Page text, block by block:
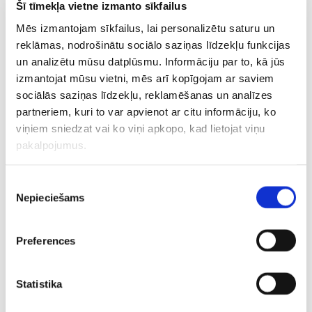
Šī tīmekļa vietne izmanto sīkfailus
Mēs izmantojam sīkfailus, lai personalizētu saturu un
reklāmas, nodrošinātu sociālo saziņas līdzekļu funkcijas
un analizētu mūsu datplūsmu. Informāciju par to, kā jūs
izmantojat mūsu vietni, mēs arī kopīgojam ar saviem
sociālās saziņas līdzekļu, reklamēšanas un analīzes
partneriem, kuri to var apvienot ar citu informāciju, ko
viņiem sniedzat vai ko viņi apkopo, kad lietojat viņu
pakalpojumus.
izvēle
Nepieciešams
Preferences
Statistika
liecina par nepilnvērtīgu atpūtu un atjaunošanos.
Vai tavā pieredzē ir bijuši gadījumi, kad tieši datu
analīze palīdzēja izvairīties no pārslodzes vai uzlabot
sniegumu?
Jā! Piemēram, ja vairākas dienas pēc kārtas miegs ir
nekvalitatīvs vai pulss augstāks nekā ierasts, tas
signalizē, ka nepieciešams ieviest saudzīgāku režīmu. Ja
paredzēts smags treniņš, tas parasti tiek pārcelts. Šādā
smago treniņu tomēr nepārcelt, nākamajā dienā esmu, tā
neaplūkoju, lai tie mani psiholoģiski neietekmē. To daru